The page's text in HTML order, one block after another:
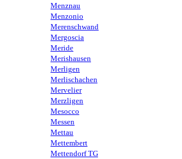
Menznau
Menzonio
Merenschwand
Mergoscia
Meride
Merishausen
Merligen
Merlischachen
Mervelier
Merzligen
Mesocco
Messen
Mettau
Mettembert
Mettendorf TG